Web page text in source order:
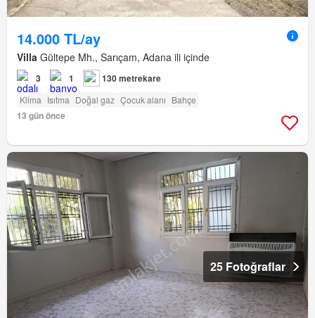
14.000 TL/ay
Villa Gültepe Mh., Sarıçam, Adana ili içinde
3 1 130 metrekare
Klima Isıtma Doğal gaz Çocuk alanı Bahçe
13 gün önce
25 Fotoğraflar